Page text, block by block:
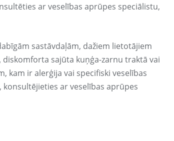
ar veselības aprūpes speciālistu,
sastāvdaļām, dažiem lietotājiem
sajūta kuņģa-zarnu traktā vai
kam ir alerģija vai specifiski veselības
konsultējieties ar veselības aprūpes